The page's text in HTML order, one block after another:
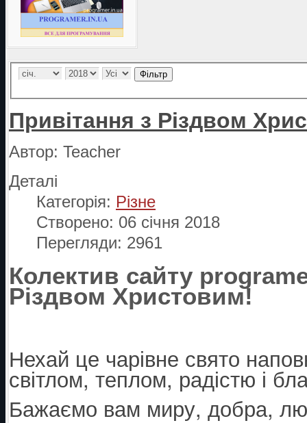
Фільтр
Привітання з Різдвом
Автор: Teacher
Деталі
Категорія: Різне
Створено: 06 січня 2018
Перегляди: 2961
Колектив сайту
Різдвом Христовим!
Нехай це чарівне свято
світлом, теплом, радістю і
Бажаємо вам миру, добра,